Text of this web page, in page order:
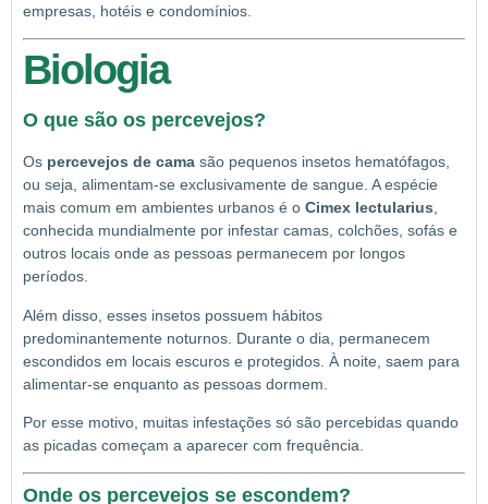
empresas, hotéis e condomínios.
Biologia
O que são os percevejos?
Os percevejos de cama são pequenos insetos hematófagos,
ou seja, alimentam-se exclusivamente de sangue. A espécie
mais comum em ambientes urbanos é o Cimex lectularius,
conhecida mundialmente por infestar camas, colchões, sofás e
outros locais onde as pessoas permanecem por longos
períodos.
Além disso, esses insetos possuem hábitos
predominantemente noturnos. Durante o dia, permanecem
escondidos em locais escuros e protegidos. À noite, saem para
alimentar-se enquanto as pessoas dormem.
Por esse motivo, muitas infestações só são percebidas quando
as picadas começam a aparecer com frequência.
Onde os percevejos se escondem?